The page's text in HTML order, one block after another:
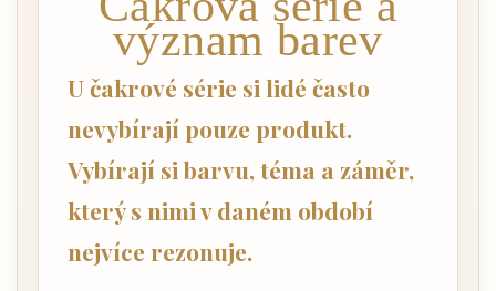
význam barev
U čakrové série si lidé často
nevybírají pouze produkt.
Vybírají si barvu, téma a záměr,
který s nimi v daném období
nejvíce rezonuje.